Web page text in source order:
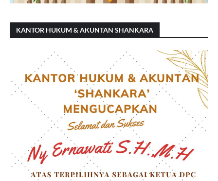
KANTOR HUKUM & AKUNTAN SHANKARA